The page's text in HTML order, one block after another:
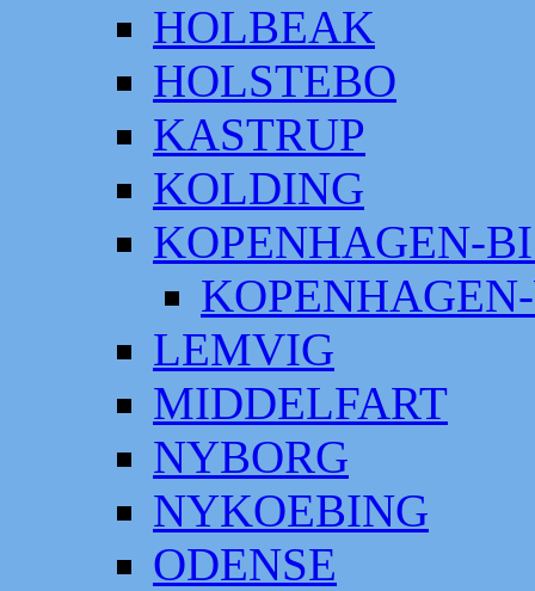
HOLBEAK
HOLSTEBO
KASTRUP
KOLDING
KOPENHAGEN-
LEMVIG
MIDDELFART
NYBORG
NYKOEBING
ODENSE